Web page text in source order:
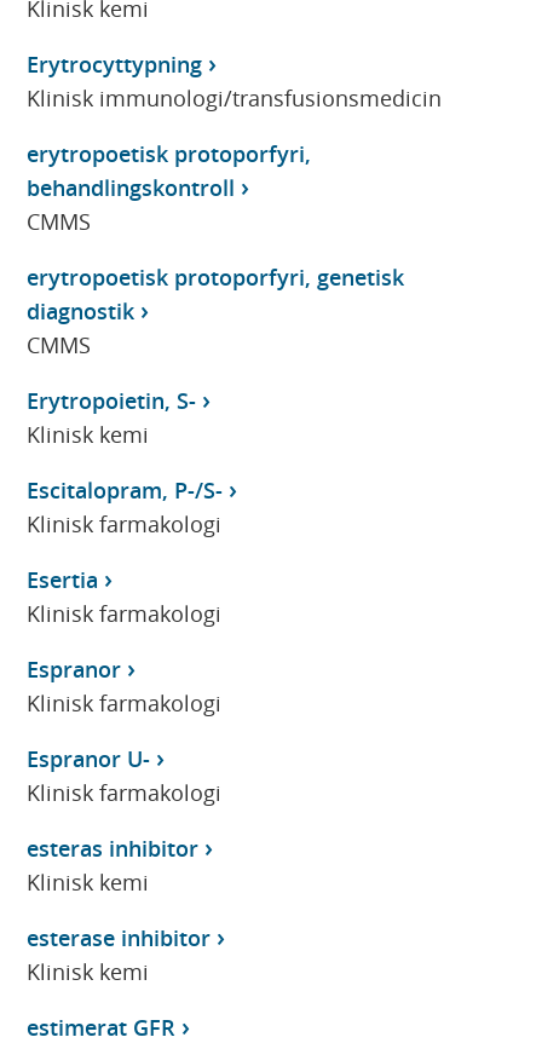
Klinisk kemi
Erytrocyttypning
Klinisk immunologi/transfusionsmedicin
erytropoetisk protoporfyri,
behandlingskontroll
CMMS
erytropoetisk protoporfyri, genetisk
diagnostik
CMMS
Erytropoietin, S-
Klinisk kemi
Escitalopram, P-/S-
Klinisk farmakologi
Esertia
Klinisk farmakologi
Espranor
Klinisk farmakologi
Espranor U-
Klinisk farmakologi
esteras inhibitor
Klinisk kemi
esterase inhibitor
Klinisk kemi
estimerat GFR